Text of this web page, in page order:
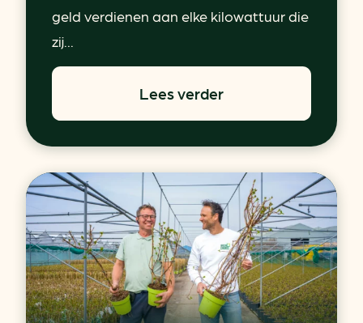
geld verdienen aan elke kilowattuur die
zij...
Lees verder